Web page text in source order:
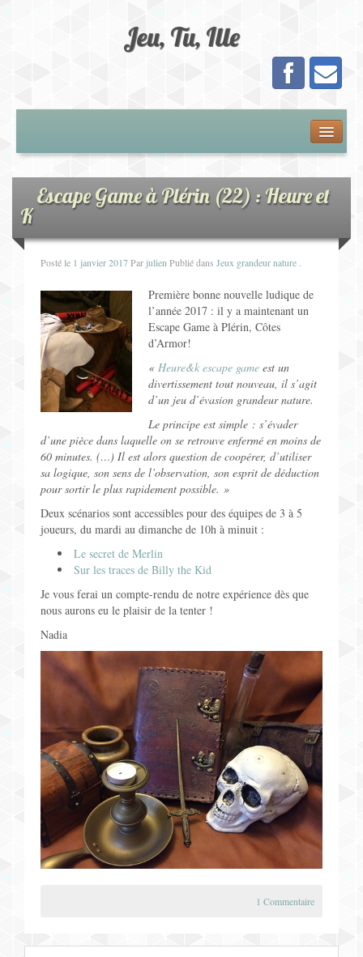
Jeu, Tu, Ille
Adhésion
Les Jeux
Jeux de Plateau
Jeux de Cartes
Jeux pour Enfants
Contact
Escape Game à Plérin (22) : Heure et
K
Posté le 1 janvier 2017Par julien Publié dans Jeux grandeur nature
Première bonne nouvelle ludique de
l’année 2017 : il y a maintenant un
Escape Game à Plérin, Côtes
d’Armor!
« Heure&k escape game est un
divertissement tout nouveau, il s’agit
d’un jeu d’évasion grandeur nature.
Le principe est simple : s’évader
d’une pièce dans laquelle on se retrouve enfermé en moins de
60 minutes. (…) Il est alors question de coopérer, d’utiliser
sa logique, son sens de l’observation, son esprit de déduction
pour sortir le plus rapidement possible. »
Deux scénarios sont accessibles pour des équipes de 3 à 5
joueurs, du mardi au dimanche de 10h à minuit :
Le secret de Merlin
Sur les traces de Billy the Kid
Je vous ferai un compte-rendu de notre expérience dès que
nous aurons eu le plaisir de la tenter !
Nadia
1 Commentaire